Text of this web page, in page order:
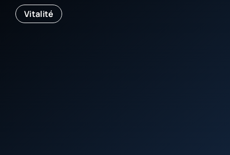
Vitalité